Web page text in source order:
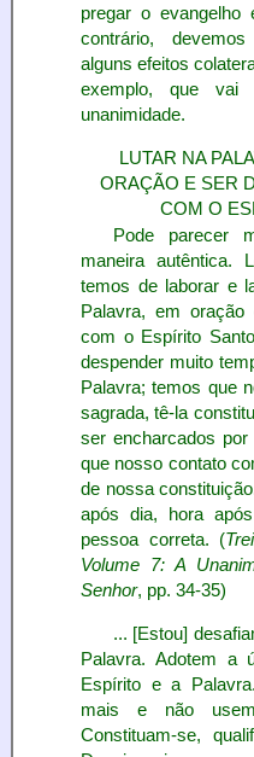
pregar o
contrário,
alguns efeitos
exemplo, que vai
unanimidade.
LUTAR NA
ORAÇÃO E SER
COM O
Pode parecer
maneira autêntica.
temos de laborar e
Palavra, em
com o Espírito
despender muito
Palavra; temos que
sagrada, tê-la
ser encharcados
que nosso contato
de nossa
após dia, hora
pessoa correta. (
Volume 7: A
Senhor, pp. 34-35)
... [Estou]
Palavra. Adotem a
Espírito e a
mais e não
Constituam-se,